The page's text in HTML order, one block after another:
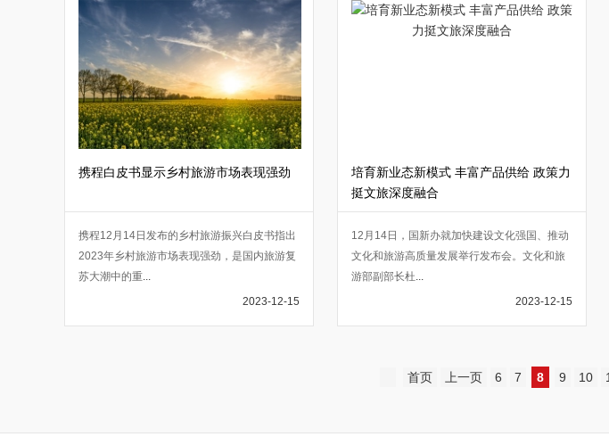
携程白皮书显示乡村旅游市场表现强劲
携程12月14日发布的乡村旅游振兴白皮书指出
2023年乡村旅游市场表现强劲，是国内旅游复
苏大潮中的重...
2023-12-15
培育新业态新模式 丰富产品供给 政策力
挺文旅深度融合
12月14日，国新办就加快建设文化强国、推动
文化和旅游高质量发展举行发布会。文化和旅
游部副部长杜...
2023-12-15
首页 上一页 6 7 8 9 10